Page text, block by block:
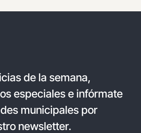
de la semana,
especiales e infórmate
municipales por
newsletter.